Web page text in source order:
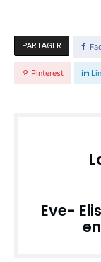
PARTAGER
Pinterest
Eve-